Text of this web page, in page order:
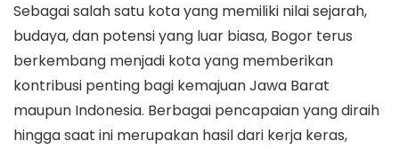
Sebagai salah satu kota yang memiliki nilai sejarah,
budaya, dan potensi yang luar biasa, Bogor terus
berkembang menjadi kota yang memberikan
kontribusi penting bagi kemajuan Jawa Barat
maupun Indonesia. Berbagai pencapaian yang diraih
hingga saat ini merupakan hasil dari kerja keras,